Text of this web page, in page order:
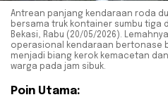
Antrean panjang kendaraan roda
bersama truk kontainer sumbu tiga
Bekasi, Rabu (20/05/2026).
operasional kendaraan bertonase
menjadi biang kerok kemacetan
warga pada jam sibuk.
Poin Utama: